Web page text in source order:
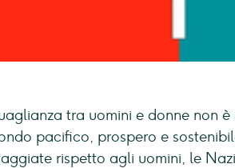
tra uomini e donne non
pacifico, prospero e
rispetto agli uomini, le